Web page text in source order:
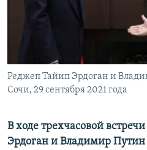
ПОБЕДИТЕЛЕЙ НЕ СУДЯТ?
УКРАИНСКАЯ ПРОБЛЕМА КРЫМА
ПРИСОЕДИНЯЙТЕСЬ!
Все сайты RFE/RL
Реджеп Тайип Эрдоган и
Сочи, 29 сентября 2021 года
В ходе трехчасовой
Эрдоган и Владимир Путин